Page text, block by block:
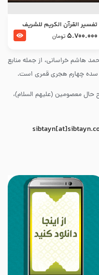
هاشم خراسانی، از جمله منابع
سده چهارم هجری قمری است.
معصومین (علیهم السلام)،
تفسير القرآن الكريم للشريف
المرتضي قدس سرّه
5.700.000 تومان